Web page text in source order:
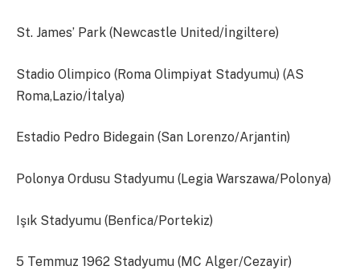
St. James’ Park (Newcastle United/İngiltere)
Stadio Olimpico (Roma Olimpiyat Stadyumu) (AS
Roma,Lazio/İtalya)
Estadio Pedro Bidegain (San Lorenzo/Arjantin)
Polonya Ordusu Stadyumu (Legia Warszawa/Polonya)
Işık Stadyumu (Benfica/Portekiz)
5 Temmuz 1962 Stadyumu (MC Alger/Cezayir)